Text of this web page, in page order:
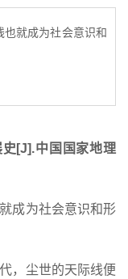
就成为社会意识和
[J].中国国家地理
成为社会意识和形
，尘世的天际线便